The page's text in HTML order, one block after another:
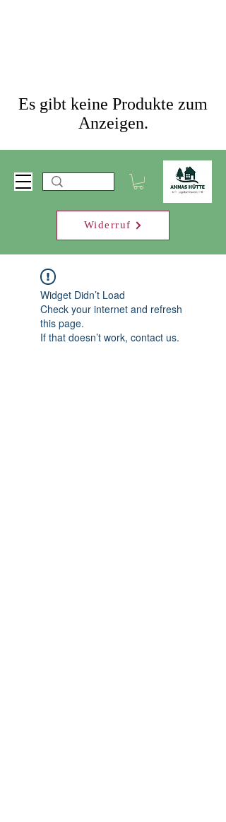
Es gibt keine Produkte zum
Anzeigen.
Widerruf
Widget Didn’t Load
Check your internet and refresh
this page.
If that doesn’t work, contact us.